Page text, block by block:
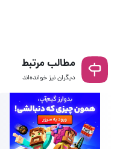
مطالب مرتبط
دیگران نیز خوانده‌اند